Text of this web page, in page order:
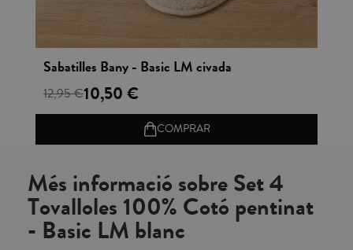
Vista rápida
Sabatilles Bany - Basic LM civada
12,95 €10,50 €
COMPRAR
Més informació sobre Set 4
Tovalloles 100% Cotó pentinat
- Basic LM blanc